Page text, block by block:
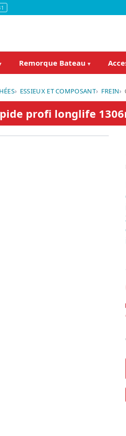
Remorque Bateau ▾
ESSIEUX ET COMPOSANT FREIN
profi longlife